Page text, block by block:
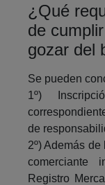
¿Qué
de
gozar del
Se pueden
1º)
de
2º) Además
comerciante
Registro